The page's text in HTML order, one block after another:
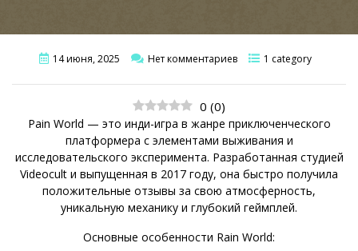
14 июня, 2025 Нет комментариев 1 category
0 (0)
Рain World — это инди-игра в жанре приключенческого
платформера с элементами выживания и
исследовательского эксперимента. Разработанная студией
Videocult и выпущенная в 2017 году, она быстро получила
положительные отзывы за свою атмосферность,
уникальную механику и глубокий геймплей.
Основные особенности Rain World: